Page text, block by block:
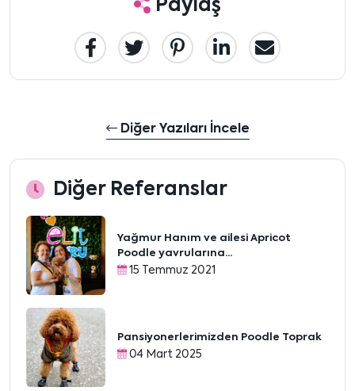
Paylaş
Diğer Yazıları İncele
Diğer Referanslar
Yağmur Hanım ve ailesi Apricot
Poodle yavrularına...
15 Temmuz 2021
Pansiyonerlerimizden Poodle Toprak
04 Mart 2025